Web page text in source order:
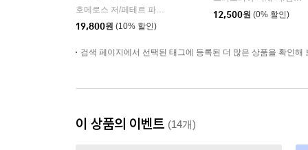
| 현대지성
19,800원 (10% 할인)
12,500원 (0% 할인)
검색 페이지에서 선택된 태그에 등록된 더 많은 상품을 확인해
이 상품의 이벤트 (14개)